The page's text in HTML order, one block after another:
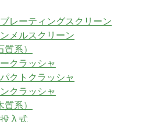
レーティングスクリーン
ンメルスクリーン
系）
クラッシャ
クトクラッシャ
クラッシャ
系）
入式